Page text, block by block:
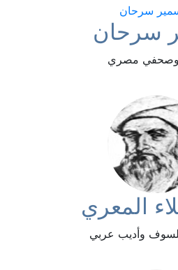
سرحان
وصحفي مصري
المعري
وأديب عربي